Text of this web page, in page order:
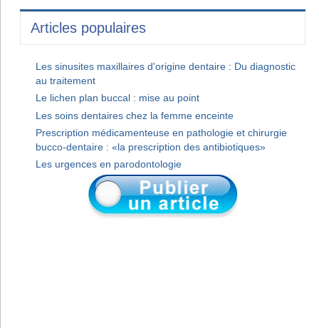
Articles populaires
Les sinusites maxillaires d'origine dentaire : Du diagnostic
au traitement
Le lichen plan buccal : mise au point
Les soins dentaires chez la femme enceinte
Prescription médicamenteuse en pathologie et chirurgie
bucco-dentaire : «la prescription des antibiotiques»
Les urgences en parodontologie